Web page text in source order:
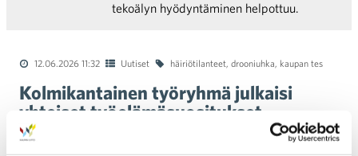
tekoälyn hyödyntäminen helpottuu.
12.06.2026 11:32 Uutiset häiriötilanteet, drooniuhka, kaupan tes
Kolmikantainen työryhmä julkaisi
yhteiset työelämäsuositukset
drooniuhkatilanteiden varalta